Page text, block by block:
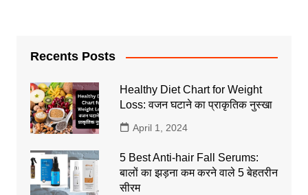
Recents Posts
Healthy Diet Chart for Weight
Loss: वजन घटाने का प्राकृतिक नुस्खा
April 1, 2024
5 Best Anti-hair Fall Serums:
बालों का झड़ना कम करने वाले 5 बेहतरीन
सीरम